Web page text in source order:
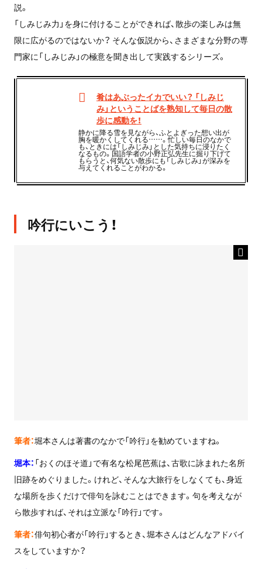
説。
「しみじみ力」を身に付けることができれば、散歩の楽しみは無
限に広がるのではないか？ そんな仮説から、さまざまな分野の専
門家に「しみじみ」の極意を聞き出して実践するシリーズ。
肴はあぶったイカでいい？ 「しみじ
み」ということばを熟知して毎日の散
歩に感動を！
静かに降る雪を見ながら、ふとよぎった想い出が
胸を暖かくしてくれる……。忙しい毎日のなかで
も、ときには「しみじみ」とした気持ちに浸りたく
なるもの。国語学者の小野正弘先生に掘り下げて
もらうと、何気ない散歩にも「しみじみ」が深みを
与えてくれることがわかる。
吟行にいこう！
筆者：堀本さんは著書のなかで「吟行」を勧めていますね。
堀本： 「おくのほそ道」で有名な松尾芭蕉は、古歌に詠まれた名所
旧跡をめぐりました。けれど、そんな大旅行をしなくても、身近
な場所を歩くだけで俳句を詠むことはできます。句を考えなが
ら散歩すれば、それは立派な「吟行」です。
筆者：俳句初心者が「吟行」するとき、堀本さんはどんなアドバイ
スをしていますか？